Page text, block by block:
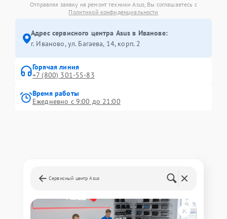
Отправляя заявку на ремонт техники Asus, Вы соглашаетесь с
Политикой конфиденциальности
Адрес сервисного центра Asus в Иванове:
г. Иваново, ул. Багаева, 14, корп. 2
Горячая линия
+7 (800) 301-55-83
Время работы
Ежедневно с 9:00 до 21:00
Сервисный центр Asus